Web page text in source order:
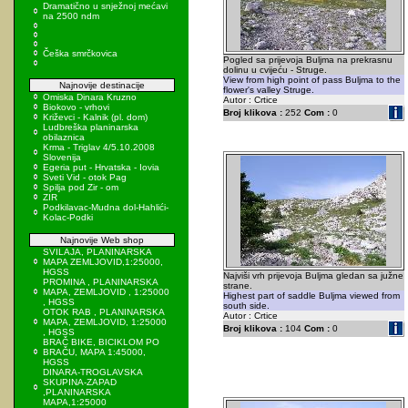
Dramatično u snježnoj mećavi
na 2500 ndm
Češka smrčkovica
Najnovije destinacije
Omiska Dinara Kruzno
Biokovo - vrhovi
Križevci - Kalnik (pl. dom)
Ludbreška planinarska
obilaznica
Krma - Triglav 4/5.10.2008
Slovenija
Egeria put - Hrvatska - Iovia
Sveti Vid - otok Pag
Spilja pod Zir - om
ZIR
Podkilavac-Mudna dol-Hahlići-
Kolac-Podki
Najnovije Web shop
SVILAJA, PLANINARSKA
MAPA ZEMLJOVID,1:25000,
HGSS
PROMINA , PLANINARSKA
MAPA, ZEMLJOVID , 1:25000
, HGSS
OTOK RAB , PLANINARSKA
MAPA, ZEMLJOVID, 1:25000
, HGSS
BRAČ BIKE, BICIKLOM PO
BRAČU, MAPA 1:45000,
HGSS
DINARA-TROGLAVSKA
SKUPINA-ZAPAD
,PLANINARSKA
MAPA,1:25000
Pogled sa prijevoja Buljma na prekrasnu
dolinu u cvijeću - Struge.
View from high point of pass Buljma to the
flower's valley Struge.
Autor : Crtice
Broj klikova :252 Com :0
Najviši vrh prijevoja Buljma gledan sa južne
strane.
Highest part of saddle Buljma viewed from
south side.
Autor : Crtice
Broj klikova :104 Com :0